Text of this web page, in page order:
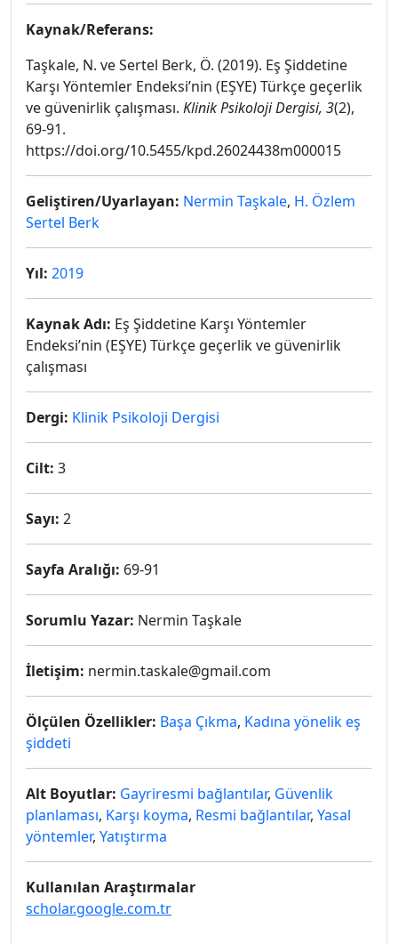
Kaynak/Referans:
Taşkale, N. ve Sertel Berk, Ö. (2019). Eş Şiddetine
Karşı Yöntemler Endeksi’nin (EŞYE) Türkçe geçerlik
ve güvenirlik çalışması. Klinik Psikoloji Dergisi, 3(2),
69-91.
https://doi.org/10.5455/kpd.26024438m000015
Geliştiren/Uyarlayan: Nermin Taşkale, H. Özlem
Sertel Berk
Yıl: 2019
Kaynak Adı: Eş Şiddetine Karşı Yöntemler
Endeksi’nin (EŞYE) Türkçe geçerlik ve güvenirlik
çalışması
Dergi: Klinik Psikoloji Dergisi
Cilt: 3
Sayı: 2
Sayfa Aralığı: 69-91
Sorumlu Yazar: Nermin Taşkale
İletişim: nermin.taskale@gmail.com
Ölçülen Özellikler: Başa Çıkma, Kadına yönelik eş
şiddeti
Alt Boyutlar: Gayriresmi bağlantılar, Güvenlik
planlaması, Karşı koyma, Resmi bağlantılar, Yasal
yöntemler, Yatıştırma
Kullanılan Araştırmalar
scholar.google.com.tr